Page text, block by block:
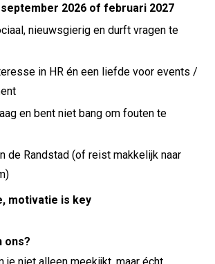
september 2026 of februari 2027
nieuwsgierig en durft vragen te
in HR én een liefde voor events /
en bent niet bang om fouten te
de Randstad (of reist makkelijk naar
motivatie is key
ons?